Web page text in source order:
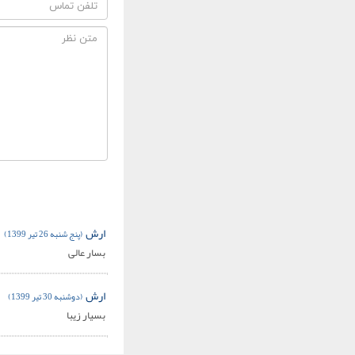
ارش(پنج شنبه 26 تیر 1399)
بسار عالی
ارش(دوشنبه 30 تیر 1399)
بسیار زیبا